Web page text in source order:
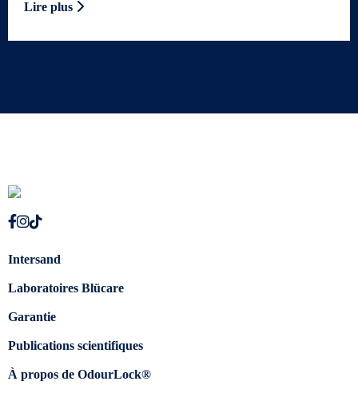
Lire plus
Intersand
Laboratoires Blücare
Garantie
Publications scientifiques
À propos de OdourLock®